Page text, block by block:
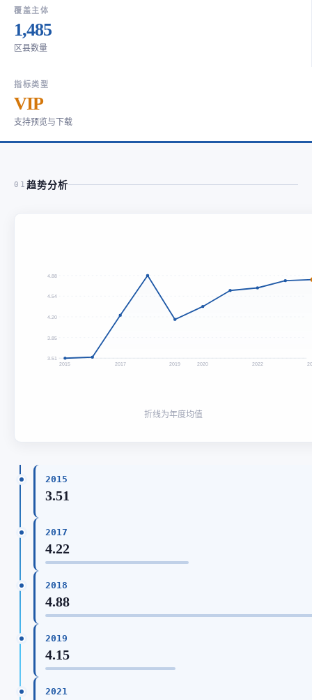
覆盖主体
1,485
区县数量
指标类型
VIP
支持预览与下载
01 趋势分析
4.88
4.54
4.20
3.85
3.51
2015 2017 2019 2020 2022
折线为年度均值
2015
3.51
2017
4.22
2018
4.88
2019
4.15
2021